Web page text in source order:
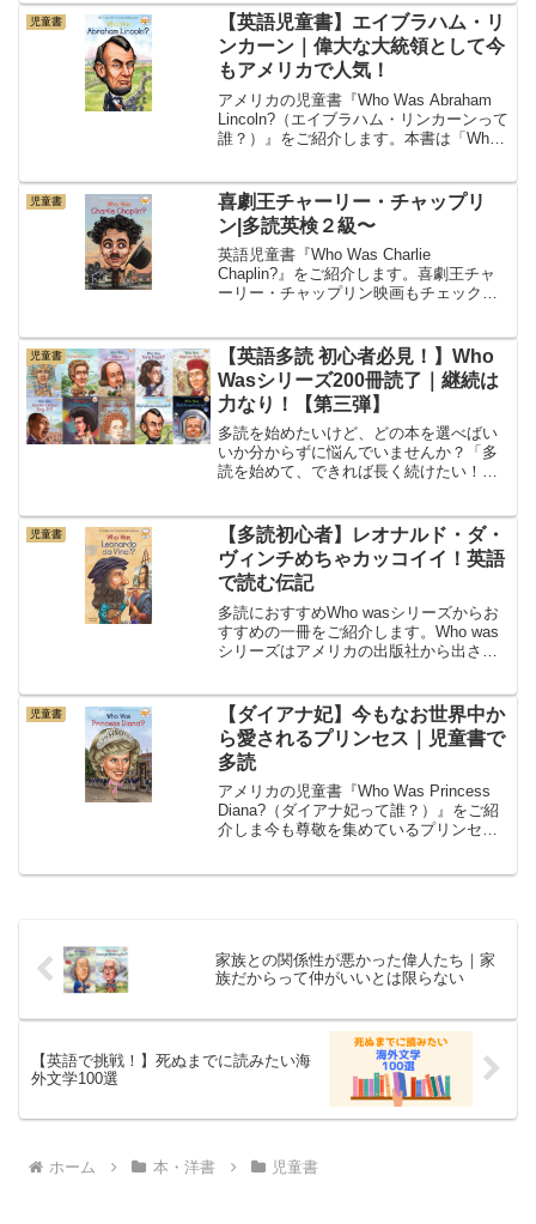
ださい！レベルと難易度 - 英検２...
児童書
【英語児童書】エイブラハム・リ
ンカーン｜偉大な大統領として今
もアメリカで人気！
アメリカの児童書『Who Was Abraham
Lincoln?（エイブラハム・リンカーンって
誰？）』をご紹介します。本書は「Who
書です。歴代...
児童書
喜劇王チャーリー・チャップリ
ン|多読英検２級〜
英語児童書『Who Was Charlie
Chaplin?』をご紹介します。喜劇王チャ
ーリー・チャップリン映画もチェックし
歳が対象です。英検２級、TOEIC5...
児童書
【英語多読 初心者必見！】Who
Wasシリーズ200冊読了｜継続は
力なり！【第三弾】
多読を始めたいけど、どの本を選べばい
いか分からずに悩んでいませんか？「多
読を始めて、できれば長く続けたい！」
毎日英語で読書をしていますが、この
「Who Was?」...
児童書
【多読初心者】レオナルド・ダ・
ヴィンチめちゃカッコイイ！英語
で読む伝記
多読におすすめWho wasシリーズからお
すすめの一冊をご紹介します。Who was
シリーズはアメリカの出版社から出され
かれているので、難しい言い回しや単語
は出てきませ...
児童書
【ダイアナ妃】今もなお世界中か
ら愛されるプリンセス｜児童書で
多読
アメリカの児童書『Who Was Princess
Diana?（ダイアナ妃って誰？）』をご紹
介しま今も尊敬を集めているプリンセス
家族との関係性が悪かった偉人たち｜家
族だからって仲がいいとは限らない
【英語で挑戦！】死ぬまでに読みたい海
外文学100選
ホーム 本・洋書 児童書